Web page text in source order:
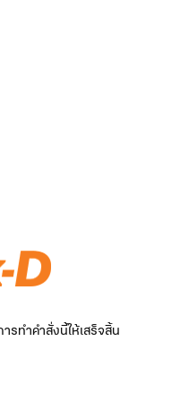
ทำคำสั่งนี้ให้เสร็จสิ้น